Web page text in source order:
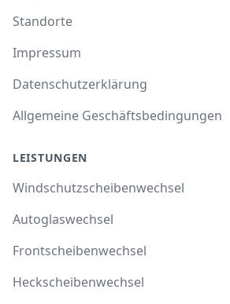
Standorte
Impressum
Datenschutzerklärung
Allgemeine Geschäftsbedingungen
LEISTUNGEN
Windschutzscheibenwechsel
Autoglaswechsel
Frontscheibenwechsel
Heckscheibenwechsel